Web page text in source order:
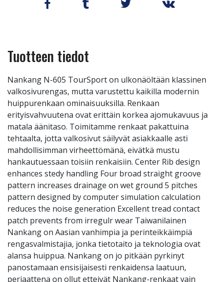
Tuotteen tiedot
Nankang N-605 TourSport on ulkonäöltään klassinen
valkosivurengas, mutta varustettu kaikilla modernin
huippurenkaan ominaisuuksilla. Renkaan
erityisvahvuutena ovat erittäin korkea ajomukavuus ja
matala äänitaso. Toimitamme renkaat pakattuina
tehtaalta, jotta valkosivut säilyvät asiakkaalle asti
mahdollisimman virheettömänä, eivätkä mustu
hankautuessaan toisiin renkaisiin. Center Rib design
enhances stedy handling Four broad straight groove
pattern increases drainage on wet ground 5 pitches
pattern designed by computer simulation calculation
reduces the noise generation Excellent tread contact
patch prevents from irregulr wear Taiwanilainen
Nankang on Aasian vanhimpia ja perinteikkäimpiä
rengasvalmistajia, jonka tietotaito ja teknologia ovat
alansa huippua. Nankang on jo pitkään pyrkinyt
panostamaan ensisijaisesti renkaidensa laatuun,
periaattena on ollut etteivät Nankang-renkaat vain